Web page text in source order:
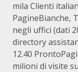
mila Clienti
PagineBianche,
negli uffici (dati
directory
12.40
milioni di visite